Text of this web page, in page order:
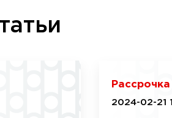
2024-02-21